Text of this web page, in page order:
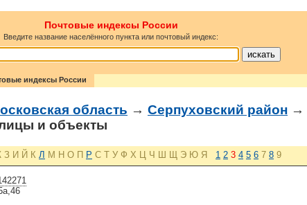
Почтовые индексы России
Введите название населённого пункта или почтовый индекс:
индексы России
область → Серпуховский район →
и объекты
З И Й К Л М Н О П Р С Т У Ф Х Ц Ч Ш Щ Э Ю Я 1 2 3 4 5 6 7 8 9